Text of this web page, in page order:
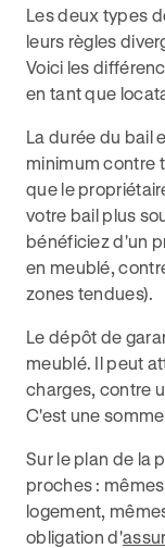
Les deux types
leurs règles
Voici les
en tant que
La durée du bail
minimum contre
que le
votre bail plus
bénéficiez d'un
en meublé,
zones tendues).
Le dépôt de
meublé. Il peut
charges, contre
C'est une
Sur le plan de la
proches :
logement,
obligation d'